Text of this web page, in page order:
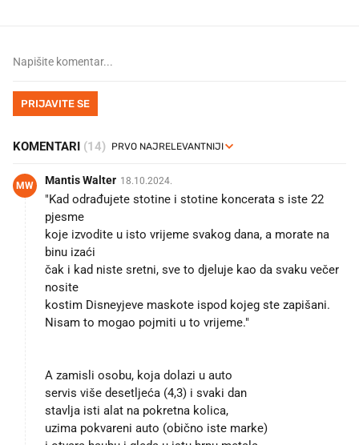
PRIJAVITE SE
KOMENTARI (14)
MW Mantis Walter 18.10.2024.
"Kad odrađujete stotine i stotine koncerata s iste 22
pjesme
koje izvodite u isto vrijeme svakog dana, a morate na
binu izaći
čak i kad niste sretni, sve to djeluje kao da svaku večer
nosite
kostim Disneyjeve maskote ispod kojeg ste zapišani.
Nisam to mogao pojmiti u to vrijeme."
A zamisli osobu, koja dolazi u auto
servis više desetljeća (4,3) i svaki dan
stavlja isti alat na pokretna kolica,
uzima pokvareni auto (obično iste marke)